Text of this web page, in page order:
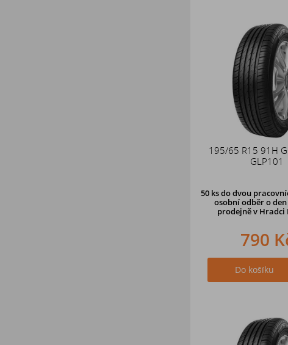
195/65 R15 91H
GLP101
50 ks do dvou
osobní odběr o
prodejně v Hradci
790
Do košíku